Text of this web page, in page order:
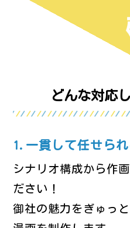
どんな対応
1.一貫して任せら
シナリオ構成から作
ださい！
御社の魅力をぎゅっ